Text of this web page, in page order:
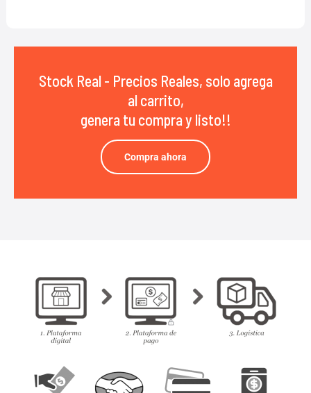
Stock Real - Precios Reales, solo agrega
al carrito,
genera tu compra y listo!!
Compra ahora